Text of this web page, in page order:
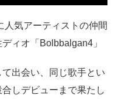
人気アーティストの仲間
ィオ「Bolbbalgan4」
出会い、同じ歌手とい
しデビューまで果たし